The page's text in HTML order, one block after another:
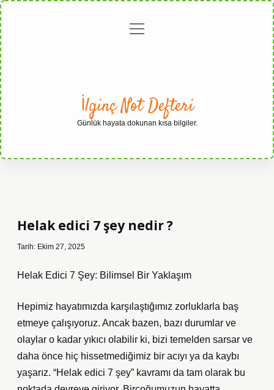
Gizlilikmenüyü
İlginç Not Defteri
Günlük hayata dokunan kısa bilgiler.
Helak edici 7 şey nedir ?
Tarih: Ekim 27, 2025
Helak Edici 7 Şey: Bilimsel Bir Yaklaşım
Hepimiz hayatımızda karşılaştığımız zorluklarla baş
etmeye çalışıyoruz. Ancak bazen, bazı durumlar ve
olaylar o kadar yıkıcı olabilir ki, bizi temelden sarsar ve
daha önce hiç hissetmediğimiz bir acıyı ya da kaybı
yaşarız. “Helak edici 7 şey” kavramı da tam olarak bu